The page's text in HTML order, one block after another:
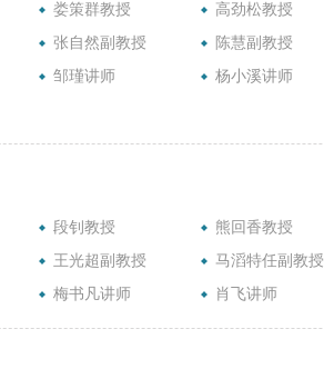
娄策群教授 高劲松教授
张自然副教授 陈慧副教授
邹瑾讲师 杨小溪讲师
段钊教授 熊回香教授
王光超副教授 马滔特任副教授
梅书凡讲师 肖飞讲师